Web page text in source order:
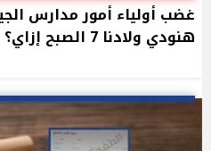
غضب أولياء أمور مدارس
هنودي ولادنا 7 الصبح إزاي؟